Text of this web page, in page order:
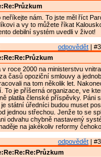
neříkejte nám. To jste měl říct
a vy to můžete říkat
debilní systém uvedli v život!
odpovědět |
v roce 2000 na ministerstvu
časů opoziční smlouvy a
na tom několik let.
To je příšerná organizace, ve
platila členské příspěvky. Páni
státní úředníci budou muset
jednou střechou. Jenže to se
odvahu chybně nastavený
na jakékoliv reformy
odpovědět |